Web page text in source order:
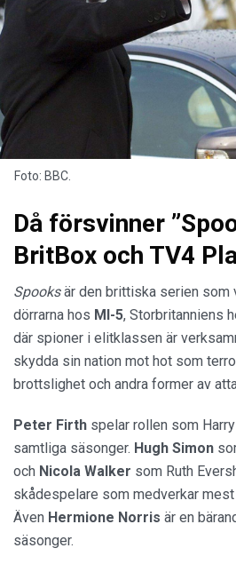
Foto: BBC.
Då försvinner
BritBox och TV4
Spooksär den brittiska serien som
dörrarna hos MI-5, Storbritanniens
där spioner i elitklassen är
skydda sin nation mot hot som
brottslighet och andra former av
Peter Firth spelar rollen som
samtliga säsonger. Hugh Simon
och Nicola Walker som Ruth
skådespelare som medverkar
Även Hermione Norris är en
säsonger.